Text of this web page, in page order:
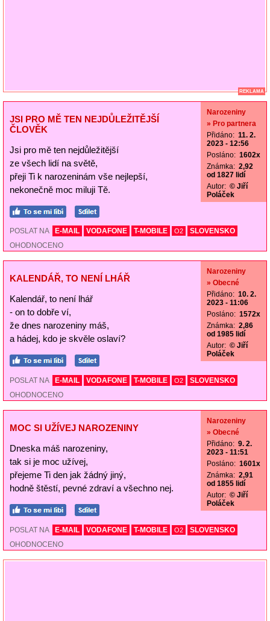
REKLAMA
JSI PRO MĚ TEN NEJDŮLEŽITĚJŠÍ
ČLOVĚK
Jsi pro mě ten nejdůležitější
ze všech lidí na světě,
přeji Ti k narozeninám vše nejlepší,
nekonečně moc miluji Tě.
Narozeniny
» Pro partnera
Přidáno: 11. 2.
2023 - 12:56
Posláno: 1602x
Známka: 2,92
od 1827 lidí
Autor: © Jiří
Poláček
POSLAT NA E-MAIL VODAFONE T-MOBILE O2
SLOVENSKO
OHODNOCENO
KALENDÁŘ, TO NENÍ LHÁŘ
Kalendář, to není lhář
- on to dobře ví,
že dnes narozeniny máš,
a hádej, kdo je skvěle oslaví?
Narozeniny
» Obecné
Přidáno: 10. 2.
2023 - 11:06
Posláno: 1572x
Známka: 2,86
od 1985 lidí
Autor: © Jiří
Poláček
POSLAT NA E-MAIL VODAFONE T-MOBILE O2
SLOVENSKO
OHODNOCENO
MOC SI UŽÍVEJ NAROZENINY
Dneska máš narozeniny,
tak si je moc užívej,
přejeme Ti den jak žádný jiný,
hodně štěstí, pevné zdraví a všechno nej.
Narozeniny
» Obecné
Přidáno: 9. 2.
2023 - 11:51
Posláno: 1601x
Známka: 2,91
od 1855 lidí
Autor: © Jiří
Poláček
POSLAT NA E-MAIL VODAFONE T-MOBILE O2
SLOVENSKO
OHODNOCENO